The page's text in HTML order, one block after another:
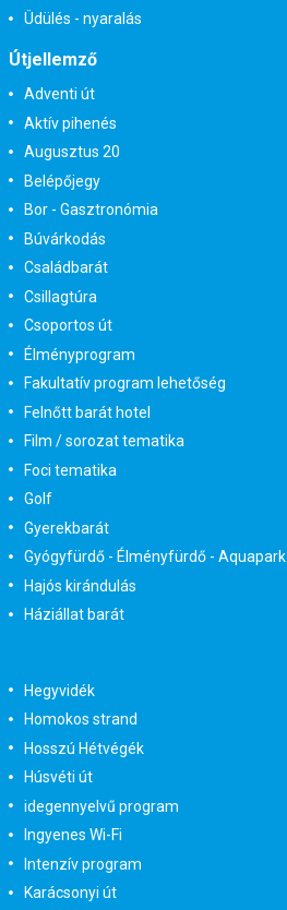
Üdülés - nyaralás
Útjellemző
Adventi út
Aktív pihenés
Augusztus 20
Belépőjegy
Bor - Gasztronómia
Búvárkodás
Családbarát
Csillagtúra
Csoportos út
Élményprogram
Fakultatív program lehetőség
Felnőtt barát hotel
Film / sorozat tematika
Foci tematika
Golf
Gyerekbarát
Gyógyfürdő - Élményfürdő - Aquapark
Hajós kirándulás
Háziállat barát
Hegyvidék
Homokos strand
Hosszú Hétvégék
Húsvéti út
idegennyelvű program
Ingyenes Wi-Fi
Intenzív program
Karácsonyi út